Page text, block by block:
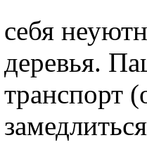
себя
деревья.
транспорт